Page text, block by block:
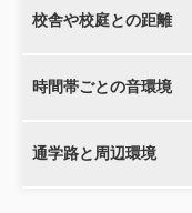
校舎や校庭との距離
時間帯ごとの音環境
通学路と周辺環境